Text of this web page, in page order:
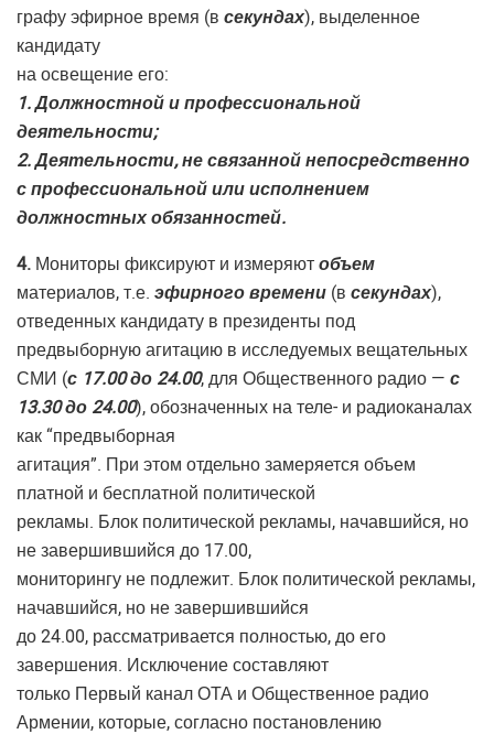
графу эфирное время (в секундах), выделенное
кандидату
на освещение его:
1. Должностной и профессиональной
деятельности;
2. Деятельности, не связанной непосредственно
с профессиональной или исполнением
должностных обязанностей.
4. Мониторы фиксируют и измеряют объем
материалов, т.е. эфирного времени (в секундах),
отведенных кандидату в президенты под
предвыборную агитацию в исследуемых вещательных
СМИ (с 17.00 до 24.00, для Общественного радио — с
13.30 до 24.00), обозначенных на теле- и радиоканалах
как “предвыборная
агитация”. При этом отдельно замеряется объем
платной и бесплатной политической
рекламы. Блок политической рекламы, начавшийся, но
не завершившийся до 17.00,
мониторингу не подлежит. Блок политической рекламы,
начавшийся, но не завершившийся
до 24.00, рассматривается полностью, до его
завершения. Исключение составляют
только Первый канал ОТА и Общественное радио
Армении, которые, согласно постановлению